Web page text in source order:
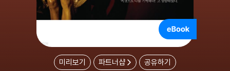
미리보기 파트너샵 공유하기